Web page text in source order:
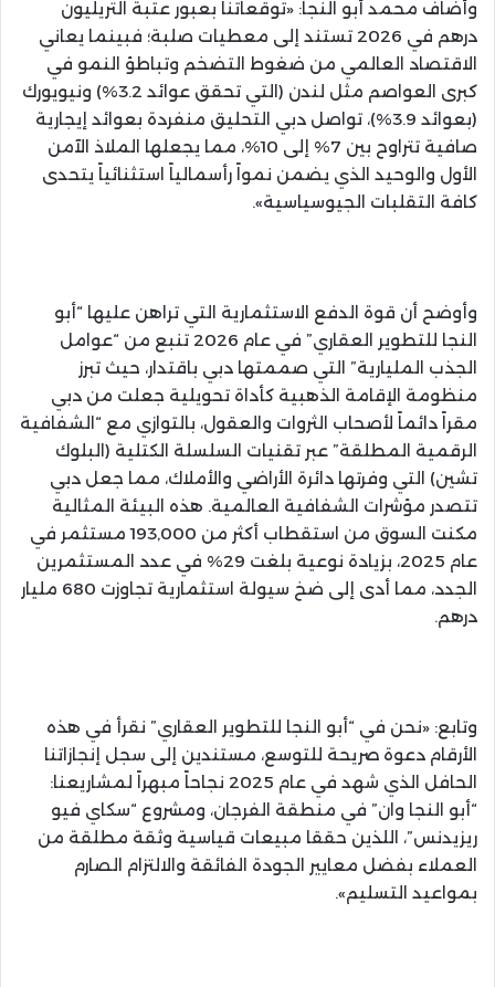
وأضاف محمد أبو النجا: «توقعاتنا بعبور عتبة التريليون
درهم في 2026 تستند إلى معطيات صلبة؛ فبينما يعاني
الاقتصاد العالمي من ضغوط التضخم وتباطؤ النمو في
كبرى العواصم مثل لندن (التي تحقق عوائد 3.2%) ونيويورك
(بعوائد 3.9%)، تواصل دبي التحليق منفردة بعوائد إيجارية
صافية تتراوح بين 7% إلى 10%، مما يجعلها الملاذ الآمن
الأول والوحيد الذي يضمن نمواً رأسمالياً استثنائياً يتحدى
كافة التقلبات الجيوسياسية».
وأوضح أن قوة الدفع الاستثمارية التي تراهن عليها “أبو
النجا للتطوير العقاري” في عام 2026 تنبع من “عوامل
الجذب المليارية” التي صممتها دبي باقتدار، حيث تبرز
منظومة الإقامة الذهبية كأداة تحويلية جعلت من دبي
مقراً دائماً لأصحاب الثروات والعقول، بالتوازي مع “الشفافية
الرقمية المطلقة” عبر تقنيات السلسلة الكتلية (البلوك
تشين) التي وفرتها دائرة الأراضي والأملاك، مما جعل دبي
تتصدر مؤشرات الشفافية العالمية. هذه البيئة المثالية
مكنت السوق من استقطاب أكثر من 193,000 مستثمر في
عام 2025، بزيادة نوعية بلغت 29% في عدد المستثمرين
الجدد، مما أدى إلى ضخ سيولة استثمارية تجاوزت 680 مليار
درهم.
وتابع: «نحن في “أبو النجا للتطوير العقاري” نقرأ في هذه
الأرقام دعوة صريحة للتوسع، مستندين إلى سجل إنجازاتنا
الحافل الذي شهد في عام 2025 نجاحاً مبهراً لمشاريعنا:
“أبو النجا وان” في منطقة الفرجان، ومشروع “سكاي فيو
ريزيدنس”، اللذين حققا مبيعات قياسية وثقة مطلقة من
العملاء بفضل معايير الجودة الفائقة والالتزام الصارم
بمواعيد التسليم».